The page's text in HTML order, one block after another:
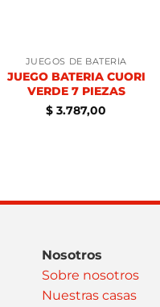
JUEGOS DE BATERÍA
JUEGO BATERIA CUORI
VERDE 7 PIEZAS
$ 3.787,00
Nosotros
Sobre nosotros
Nuestras casas